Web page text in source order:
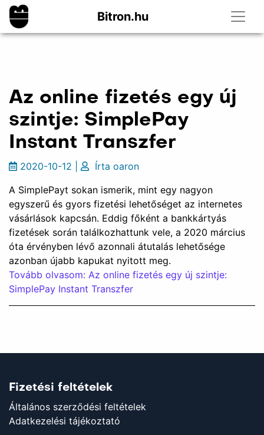
Bitron.hu
Az online fizetés egy új
szintje: SimplePay
Instant Transzfer
2020-10-12 Írta oaron
A SimplePayt sokan ismerik, mint egy nagyon
egyszerű és gyors fizetési lehetőséget az internetes
vásárlások kapcsán. Eddig főként a bankkártyás
fizetések során találkozhattunk vele, a 2020 március
óta érvényben lévő azonnali átutalás lehetősége
azonban újabb kapukat nyitott meg.
Tovább olvasom: Az online fizetés egy új szintje:
SimplePay Instant Transzfer
Fizetési feltételek
Általános szerződési feltételek
Adatkezelési tájékoztató